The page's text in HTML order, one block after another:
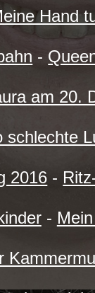
Hand
-
am 20.
schlechte
2016 -
-